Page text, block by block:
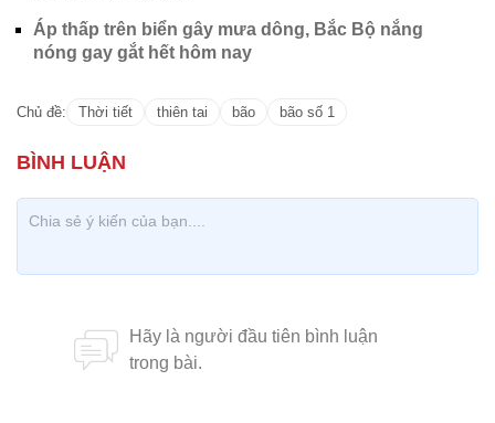
Áp thấp trên biển gây mưa dông, Bắc Bộ nắng
nóng gay gắt hết hôm nay
Chủ đề: Thời tiết thiên tai bão bão số 1